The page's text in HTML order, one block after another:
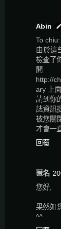
Abin
To chiu:
由於這
檢查了
開
http://
ary 上
請到你
誌資訊
被您關
才會一
回覆
匿名
您好,
果然如
^^